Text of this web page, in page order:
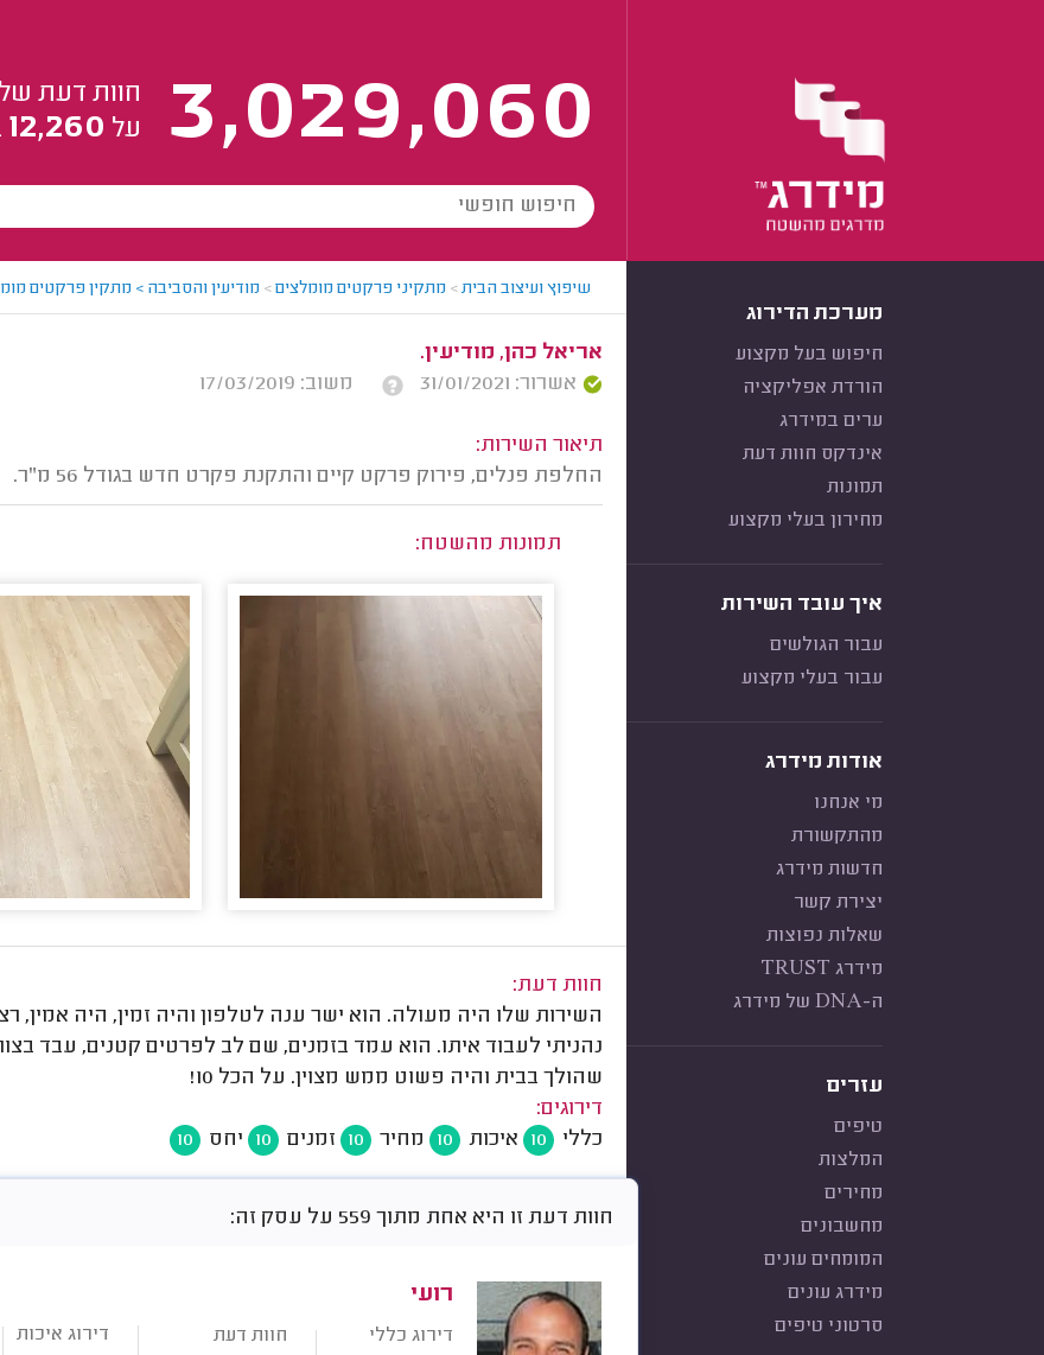
3,029,060
חוות דעת
על 12,260
מערכת הדירוג
חיפוש בעל מקצוע
הורדת אפליקציה
ערים במידרג
אינדקס חוות דעת
תמונות
מחירון בעלי מקצוע
איך עובד השירות
עבור הגולשים
עבור בעלי מקצוע
אודות מידרג
מי אנחנו
מהתקשורת
חדשות מידרג
יצירת קשר
שאלות נפוצות
מידרג TRUST
ה-DNA של מידרג
עזרים
טיפים
המלצות
מחירים
מחשבונים
המומחים עונים
מידרג עונים
סרטוני טיפים
שיפוץ ועיצוב הבית> מתקיני פרקטים מומלצים> מודיעין והסביבה > מתקין פרקטים
אריאל כהן, מודיעין.
אשרור: 31/01/2021
משוב: 17/03/2019
תיאור השירות:
החלפת פנלים, פירוק פרקט קיים והתקנת פקרט חדש בגודל 56 מ"ר.
תמונות מהשטח:
חוות דעת:
השירות שלו היה מעולה. הוא ישר ענה לטלפון והיה זמין, היה אמין,
נהניתי לעבוד איתו. הוא עמד בזמנים, שם לב לפרטים קטנים, עבד
שהולך בבית והיה פשוט ממש מצוין. על הכל 10!
דירוגים:
כללי
10 איכות 10 מחיר 10 זמנים 10 יחס 10
חוות דעת זו היא אחת מתוך 559 על עסק זה:
רועי
דירוג כללי חוות דעת דירוג איכות